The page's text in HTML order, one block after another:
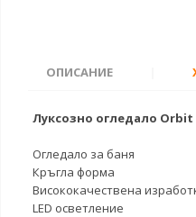
ОПИСАНИЕ
Луксозно огледало Orbit
Огледало за баня
Кръгла форма
Висококачествена
LED осветление